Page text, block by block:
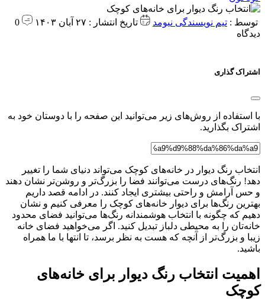
توسط : تیم نویسندگی نیومد تاریخ انتشار : ۲۷ آبان ۱۴۰۳
0
دیدگاه
اشتراک گذاری
با استفاده از روش‌های زیر می‌توانید این صفحه را با دوستان خود به
اشتراک بگذارید.
انتخاب رنگ دیوار در خانه‌های کوچک می‌تواند دنیای شما را تغییر
دهد! رنگ‌های درست می‌توانند فضا را بزرگ‌تر و روشن‌تر نشان دهند
و حس آرامش و راحتی بیشتری ایجاد کنند. در ادامه قصد داریم
بهترین رنگ‌ها برای دیوار خانه‌های کوچک را معرفی کنیم و نشان
دهیم که چگونه با انتخاب هوشمندانه رنگ‌ها می‌توانید فضای محدود
خانه‌تان را به محیطی دلباز تبدیل کنید. اگر می‌خواهید فضای خانه
زیبا و بزرگ‌تر از آنچه که هست به نظر برسد، تا انتها با ما همراه
باشید.
اهمیت انتخاب رنگ دیوار برای خانه‌های
کوچک